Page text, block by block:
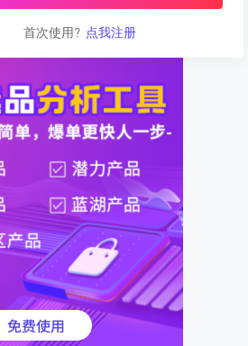
首次使用? 点我注册